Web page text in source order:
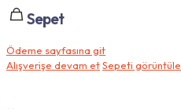
Sepet
Ödeme sayfasına git
Alışverişe devam etSepeti görüntüle